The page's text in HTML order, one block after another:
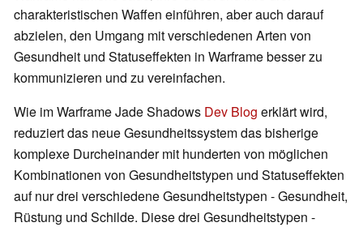
charakteristischen Waffen einführen, aber auch darauf
abzielen, den Umgang mit verschiedenen Arten von
Gesundheit und Statuseffekten in Warframe besser zu
kommunizieren und zu vereinfachen.
Wie im Warframe Jade Shadows Dev Blog erklärt wird,
reduziert das neue Gesundheitssystem das bisherige
komplexe Durcheinander mit hunderten von möglichen
Kombinationen von Gesundheitstypen und Statuseffekten
auf nur drei verschiedene Gesundheitstypen - Gesundheit,
Rüstung und Schilde. Diese drei Gesundheitstypen -